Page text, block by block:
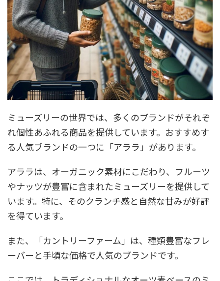
ミューズリーの世界では、多くのブランドがそれぞ
れ個性あふれる商品を提供しています。おすすめす
る人気ブランドの一つに「アララ」があります。
アララは、オーガニック素材にこだわり、フルーツ
やナッツが豊富に含まれたミューズリーを提供して
います。特に、そのクランチ感と自然な甘みが好評
を得ています。
また、「カントリーファーム」は、種類豊富なフレ
ーバーと手頃な価格で人気のブランドです。